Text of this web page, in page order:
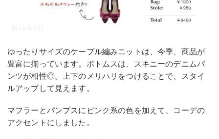
ゆったりサイズのケーブル編みニットは、今季、商品が
豊富に揃っています。ボトムスは、スキニーのデニムパ
ンツが相性◎。上下のメリハリをつけることで、スタイ
ルアップして見えます。
マフラーとパンプスにピンク系の色を加えて、コーデの
アクセントにしました。